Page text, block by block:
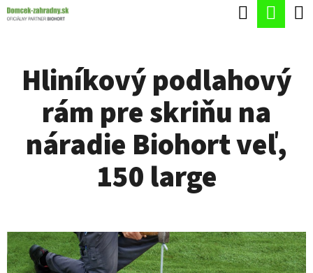
Prejsť
Hľadať
Hliníkový podlahový
rám pre skriňu na
náradie Biohort veľ,
150 large
K
E
B